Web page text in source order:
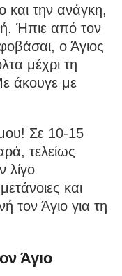
την ανάγκη,
Ήπιε από τον
ο Άγιος
μέχρι τη
άκουγε με
Σε 10-15
τελείως
λίγο
και
τον Άγιο για τη
Άγιο